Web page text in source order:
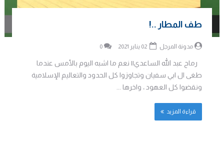
طف المطار ..!
مدونة المرجل 0
رماح عبد الله الساعدي|| نعم ما اشبه اليوم بالأمس عندما
طغى ال ابي سفيان وتجاوزوا كل الحدود والتعاليم الإسلامية
ونقضوا كل العهود ، واخرها ...
قراءة المزيد